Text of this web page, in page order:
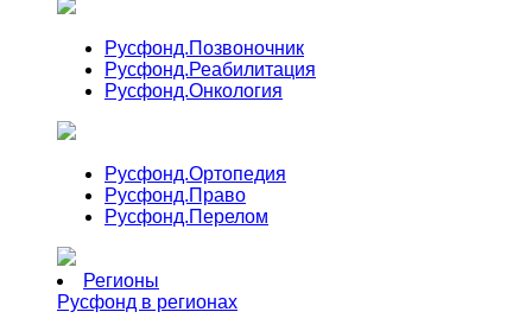
Русфонд.Позвоночник
Русфонд.Реабилитация
Русфонд.Онкология
Русфонд.Ортопедия
Русфонд.Право
Русфонд.Перелом
Регионы
Русфонд в регионах